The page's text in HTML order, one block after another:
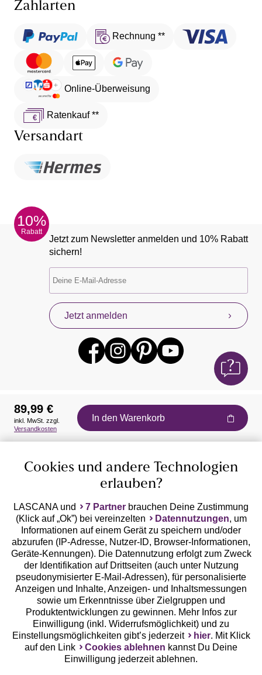
Zahlarten
Rechnung **
Online-Überweisung
Ratenkauf **
Versandart
10%
Rabatt
Jetzt zum Newsletter anmelden und 10% Rabatt
sichern!
Jetzt anmelden
Auszeichnungen
Geprüfte Sicherheit
Unsere Apps
89,99 €
inkl. MwSt. zzgl.
Versandkosten
In den Warenkorb
Cookies und andere Technologien
erlauben?
LASCANA und 7 Partner brauchen Deine Zustimmung
(Klick auf „Ok”) bei vereinzelten
Datennutzungen, um
Informationen auf einem Gerät zu speichern und/oder
abzurufen (IP-Adresse, Nutzer-ID, Browser-Informationen,
Geräte-Kennungen). Die Datennutzung erfolgt zum Zweck
der Identifikation auf Drittseiten (auch unter Nutzung
pseudonymisierter E-Mail-Adressen), für personalisierte
Anzeigen und Inhalte, Anzeigen- und Inhaltsmessungen
sowie um Erkenntnisse über Zielgruppen und
Produktentwicklungen zu gewinnen. Mehr Infos zur
Einwilligung (inkl. Widerrufsmöglichkeit) und zu
Einstellungsmöglichkeiten gibt’s jederzeit
hier. Mit Klick
auf den Link
Cookies ablehnen kannst Du Deine
Einwilligung jederzeit ablehnen.